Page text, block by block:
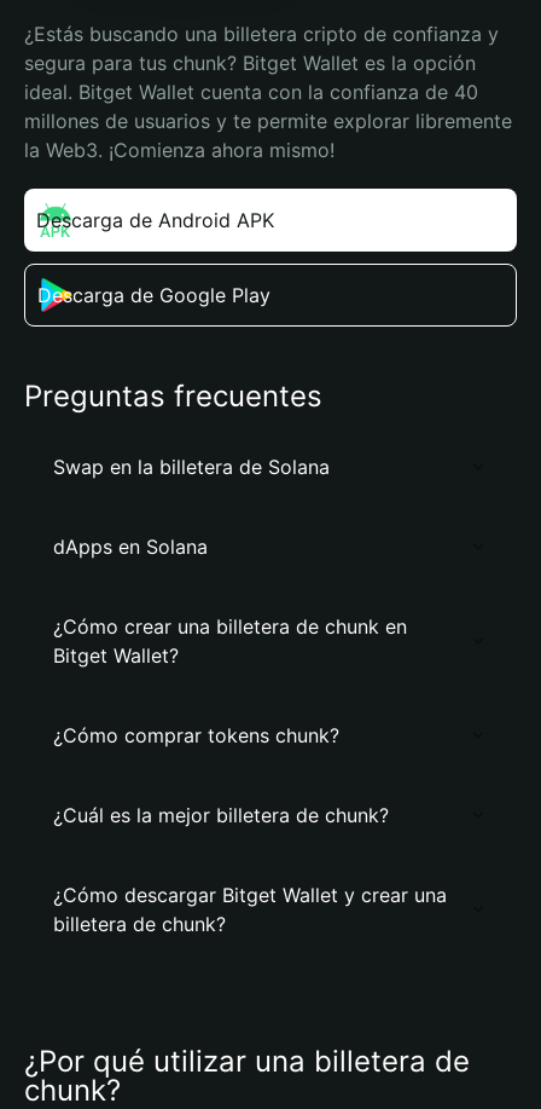
¿Estás buscando una billetera cripto de confianza y
segura para tus chunk? Bitget Wallet es la opción
ideal. Bitget Wallet cuenta con la confianza de 40
millones de usuarios y te permite explorar libremente
la Web3. ¡Comienza ahora mismo!
Descarga de Android APK
Descarga de Google Play
Preguntas frecuentes
Swap en la billetera de Solana
dApps en Solana
¿Cómo crear una billetera de chunk en
Bitget Wallet?
¿Cómo comprar tokens chunk?
¿Cuál es la mejor billetera de chunk?
¿Cómo descargar Bitget Wallet y crear una
billetera de chunk?
¿Por qué utilizar una billetera de
chunk?